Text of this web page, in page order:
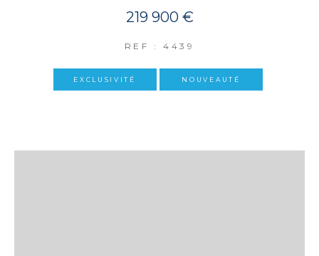
219 900 €
REF : 4439
EXCLUSIVITÉ NOUVEAUTÉ